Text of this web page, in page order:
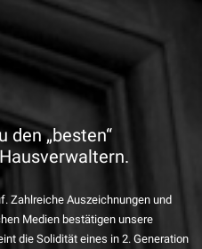
den „besten“
Zahlreiche Auszeichnungen und
Medien bestätigen unsere
die Solidität eines in 2. Generation